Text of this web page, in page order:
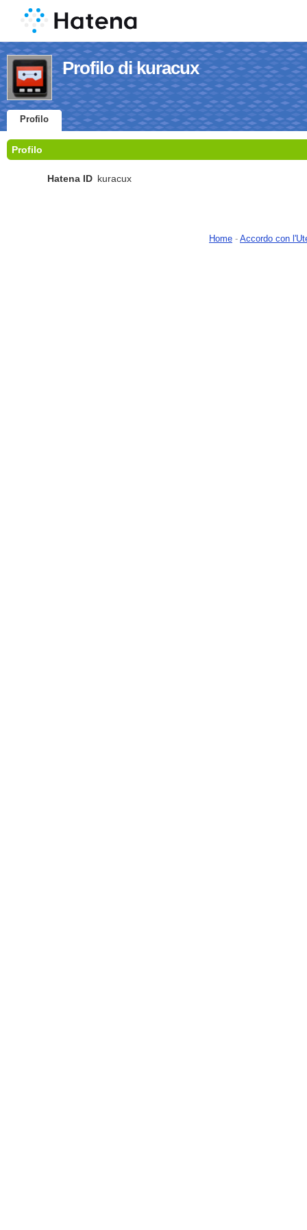
Profilo di kuracux
Profilo
Profilo
Hatena ID kuracux
Home - Accordo con